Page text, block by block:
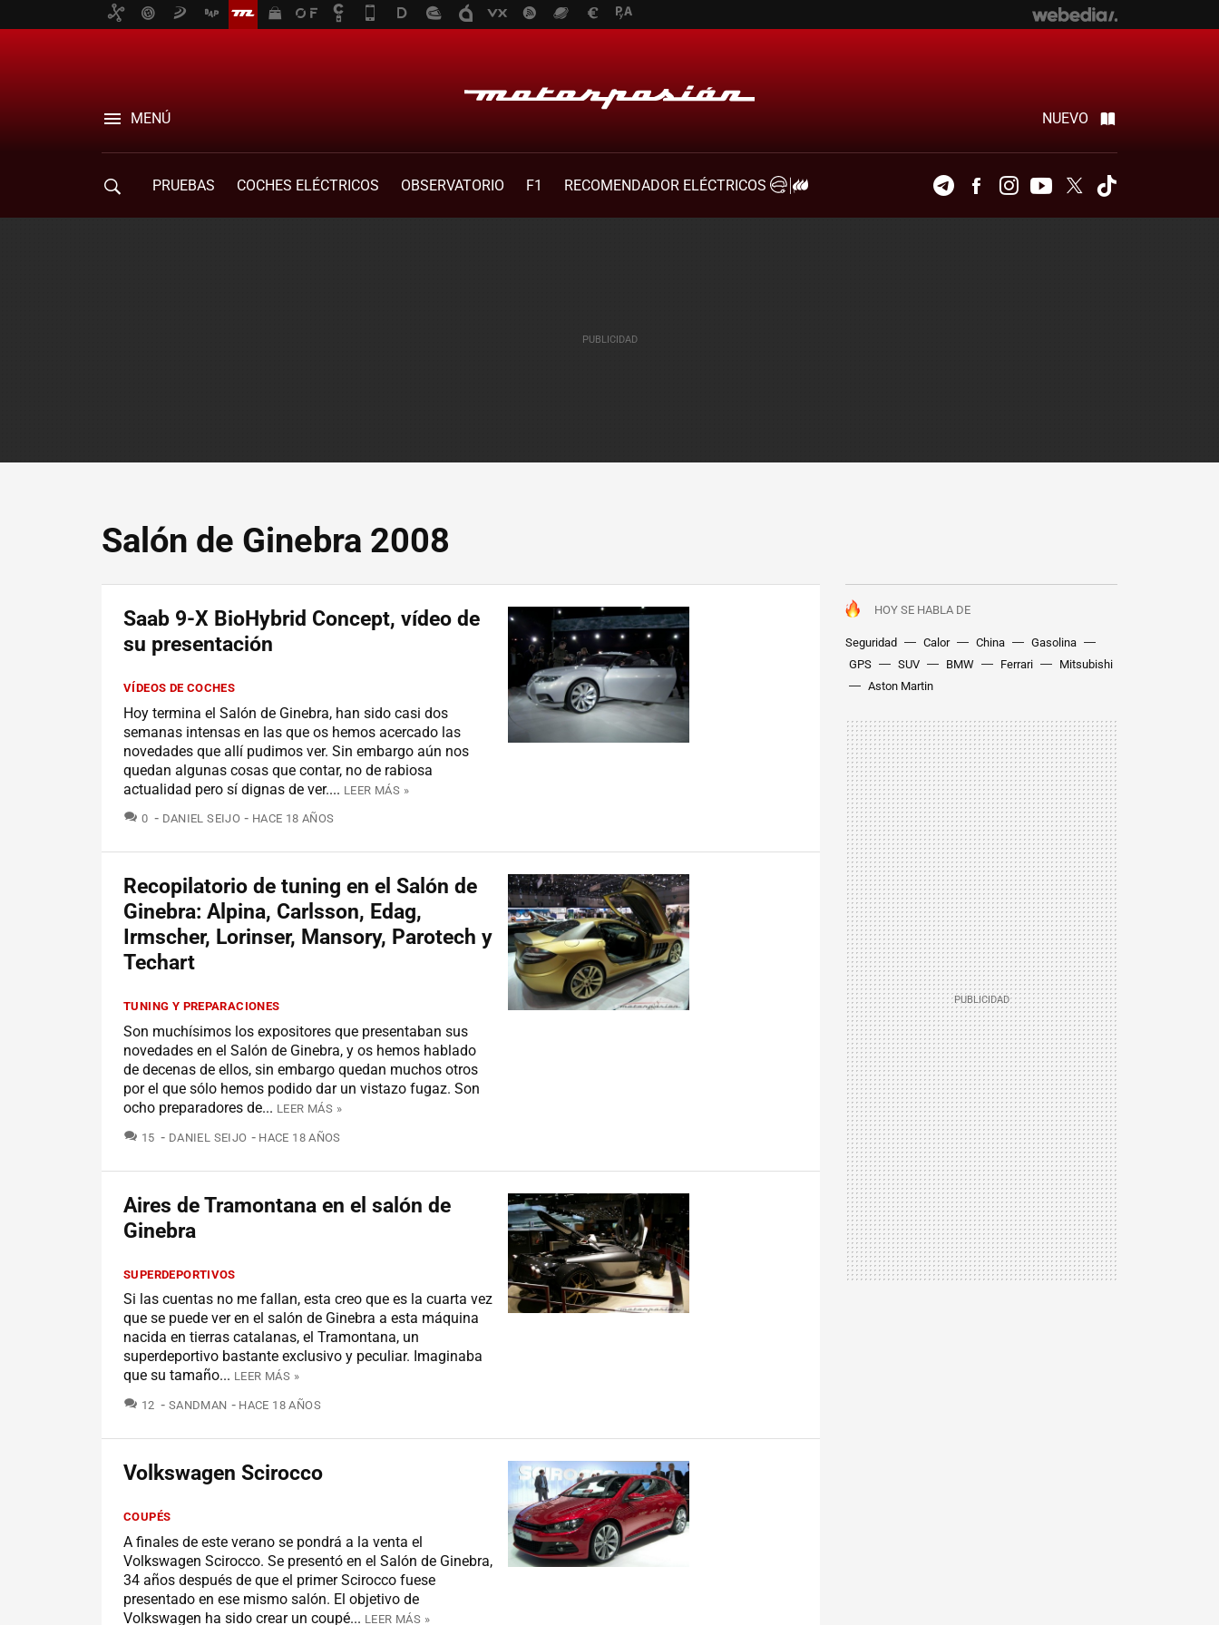
MENÚ NUEVO
PRUEBAS COCHES ELÉCTRICOS OBSERVATORIO F1
RECOMENDADOR ELÉCTRICOS
TelegramFacebookInstagramYoutubeTwitter
Salón de Ginebra 2008
HOY SE HABLA DE
Seguridad Calor China
Gasolina
GPS
SUV BMW Ferrari
Mitsubishi
Aston Martin
Saab 9-X BioHybrid Concept, vídeo de
su presentación
VÍDEOS DE COCHES
Hoy termina el Salón de Ginebra, han sido casi dos
semanas intensas en las que os hemos acercado las
novedades que allí pudimos ver. Sin embargo aún nos
quedan algunas cosas que contar, no de rabiosa
actualidad pero sí dignas de ver.... LEER MÁS »
0 COMENTARIOS
DANIEL SEIJO HACE 18 AÑOS
Recopilatorio de tuning en el Salón de
Ginebra: Alpina, Carlsson, Edag,
Irmscher, Lorinser, Mansory, Parotech y
Techart
TUNING Y PREPARACIONES
Son muchísimos los expositores que presentaban sus
novedades en el Salón de Ginebra, y os hemos hablado
de decenas de ellos, sin embargo quedan muchos otros
por el que sólo hemos podido dar un vistazo fugaz. Son
ocho preparadores de... LEER MÁS »
15 COMENTARIOS
DANIEL SEIJO HACE 18 AÑOS
Aires de Tramontana en el salón de
Ginebra
SUPERDEPORTIVOS
Si las cuentas no me fallan, esta creo que es la cuarta vez
que se puede ver en el salón de Ginebra a esta máquina
nacida en tierras catalanas, el Tramontana, un
superdeportivo bastante exclusivo y peculiar. Imaginaba
que su tamaño... LEER MÁS »
12 COMENTARIOS
SANDMAN HACE 18 AÑOS
Volkswagen Scirocco
COUPÉS
A finales de este verano se pondrá a la venta el
Volkswagen Scirocco. Se presentó en el Salón de Ginebra,
34 años después de que el primer Scirocco fuese
presentado en ese mismo salón. El objetivo de
Volkswagen ha sido crear un coupé... LEER MÁS »